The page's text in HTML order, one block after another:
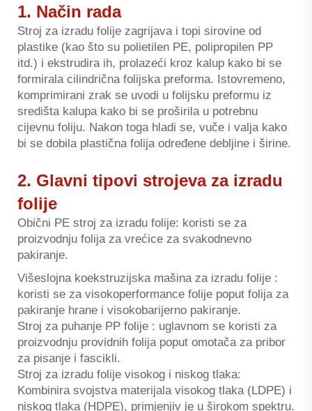
1. Način rada
Stroj za izradu folije zagrijava i topi sirovine od
plastike (kao što su polietilen PE, polipropilen PP
itd.) i ekstrudira ih, prolazeći kroz kalup kako bi se
formirala cilindrična folijska preforma. Istovremeno,
komprimirani zrak se uvodi u folijsku preformu iz
središta kalupa kako bi se proširila u potrebnu
cijevnu foliju. Nakon toga hladi se, vuče i valja kako
bi se dobila plastična folija određene debljine i širine.
2. Glavni tipovi strojeva za izradu
folije
Obični PE stroj za izradu folije: koristi se za
proizvodnju folija za vrećice za svakodnevno
pakiranje.
Višeslojna koekstruzijska mašina za izradu folije :
koristi se za visokoperformance folije poput folija za
pakiranje hrane i visokobarijerno pakiranje.
Stroj za puhanje PP folije : uglavnom se koristi za
proizvodnju providnih folija poput omotača za pribor
za pisanje i fascikli.
Stroj za izradu folije visokog i niskog tlaka:
Kombinira svojstva materijala visokog tlaka (LDPE) i
niskog tlaka (HDPE), primjenjiv je u širokom spektru.